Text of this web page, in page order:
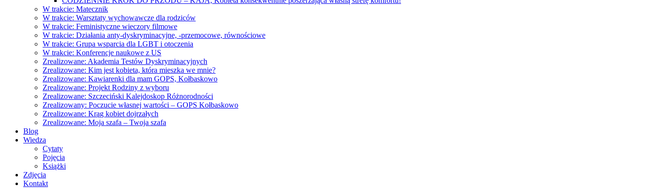
W trakcie: Matecznik
W trakcie: Warsztaty wychowawcze dla rodziców
W trakcie: Feministyczne wieczory filmowe
W trakcie: Działania anty-dyskryminacyjne, -przemocowe, równościowe
W trakcie: Grupa wsparcia dla LGBT i otoczenia
W trakcie: Konferencje naukowe z US
Zrealizowane: Akademia Testów Dyskryminacyjnych
Zrealizowane: Kim jest kobieta, która mieszka we mnie?
Zrealizowane: Kawiarenki dla mam GOPS, Kołbaskowo
Zrealizowane: Projekt Rodziny z wyboru
Zrealizowane: Szczeciński Kalejdoskop Różnorodności
Zrealizowany: Poczucie własnej wartości – GOPS Kołbaskowo
Zrealizowane: Krąg kobiet dojrzałych
Zrealizowane: Moja szafa – Twoja szafa
Blog
Wiedza
Cytaty
Pojęcia
Książki
Zdjęcia
Kontakt